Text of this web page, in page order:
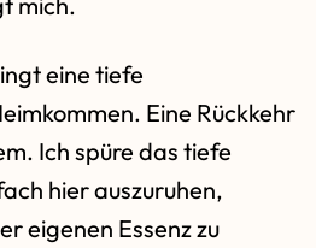
eine tiefe
Eine Rückkehr
Ich spüre das tiefe
hier auszuruhen,
eigenen Essenz zu